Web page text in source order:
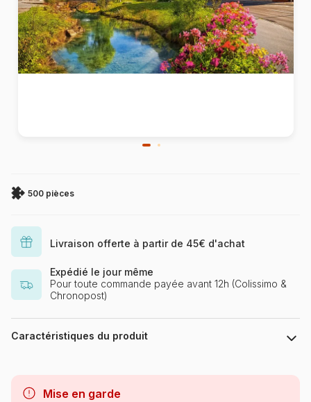
500 pièces
Livraison offerte à partir de 45€ d'achat
Expédié le jour même
Pour toute commande payée avant 12h (Colissimo &
Chronopost)
Caractéristiques du produit
Mise en garde